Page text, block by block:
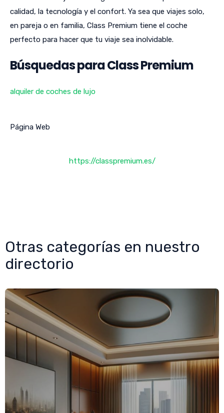
calidad, la tecnología y el confort. Ya sea que viajes solo,
en pareja o en familia, Class Premium tiene el coche
perfecto para hacer que tu viaje sea inolvidable.
Búsquedas para Class Premium
alquiler de coches de lujo
Página Web
https://classpremium.es/
Otras categorías en nuestro
directorio